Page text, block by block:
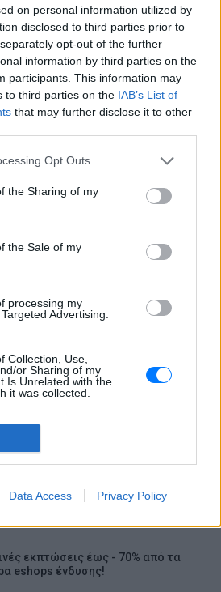
on personal information utilized by
disclosed to third parties prior to
opt-out of the further
information by third parties on the
participants. This information may
to third parties on the IAB’s List of
that may further disclose it to other
Opt Outs
the Sharing of my
the Sale of my
processing my
Advertising.
Collection, Use,
or Sharing of my
Is Unrelated with the
it was collected.
Data Access Privacy Policy
ΠΟΛΙΤΙΣΜΟΣ
έγραψε ιστορία με
στο Παγκόσμιο Κ20
ντοκουμέντο από το τροχαίο
των 7,1R στην Ιαπωνία
από μάχη με σπάνια μορφή
ο δήμαρχος Στυλίδας και
για την πυρκαγιά
δύο νεκρούς στις Σέρρες: Μητέρα
τη ζωή τους
λένε οι Αμερικανοί που
τον Αφγανό στη Λέσβο
στις κάψουλες καφέ; Ο κανονισμός
τίθεται σε ισχύ από τις 12
εκπτώσεις έως - 70% από τα
eshops ένδυσης!